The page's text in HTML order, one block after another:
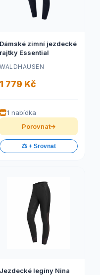
Dámské zimní jezdecké
rajtky Essential
WALDHAUSEN
1 779 Kč
1 nabídka
Porovnat
⚖️ + Srovnat
Jezdecké legíny Nina